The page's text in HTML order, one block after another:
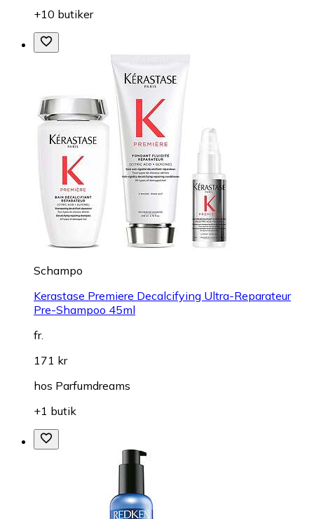
+10 butiker
Schampo
Kerastase Premiere Decalcifying Ultra-Reparateur
Pre-Shampoo 45ml
fr.
171 kr
hos Parfumdreams
+1 butik